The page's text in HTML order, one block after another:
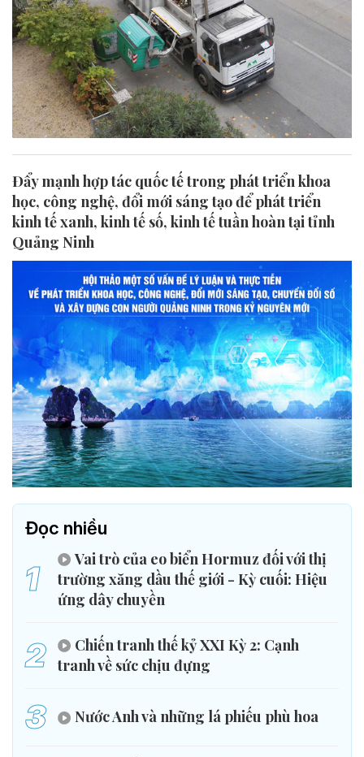
Đẩy mạnh hợp tác quốc tế trong phát triển khoa
học, công nghệ, đổi mới sáng tạo để phát triển
kinh tế xanh, kinh tế số, kinh tế tuần hoàn tại tỉnh
Quảng Ninh
Đọc nhiều
1
Vai trò của eo biển Hormuz đối với thị
trường xăng dầu thế giới - Kỳ cuối: Hiệu
ứng dây chuyền
2
Chiến tranh thế kỷ XXI Kỳ 2: Cạnh
tranh về sức chịu đựng
3 Nước Anh và những lá phiếu phù hoa